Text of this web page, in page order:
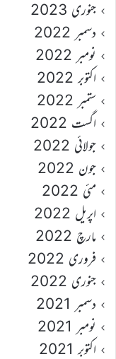
جنوری 2023
دسمبر 2022
نومبر 2022
اکتوبر 2022
ستمبر 2022
اگست 2022
جولائی 2022
جون 2022
مئی 2022
اپریل 2022
مارچ 2022
فروری 2022
جنوری 2022
دسمبر 2021
نومبر 2021
اکتوبر 2021